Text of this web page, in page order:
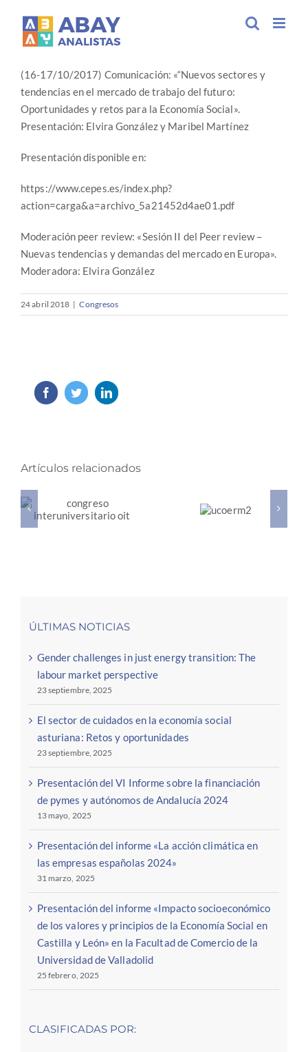
contenidoPeer Review Social Economy Network (SEN)
(16-17/10/2017) Comunicación: «“Nuevos sectores y
tendencias en el mercado de trabajo del futuro:
Oportunidades y retos para la Economía Social».
Presentación: Elvira González y Maribel Martínez
Presentación disponible en:
https://www.cepes.es/index.php?
action=carga&a=archivo_5a21452d4ae01.pdf
Moderación peer review: «Sesión II del Peer review –
Nuevas tendencias y demandas del mercado en Europa».
Moderadora: Elvira González
24 abril 2018 | Congresos
FacebookTwitterLinkedIn
Artículos relacionados
Participación en el
Congreso
Educativo
ÚLTIMAS NOTICIAS
Gender challenges in just energy transition: The
labour market perspective
23 septiembre, 2025
El sector de cuidados en la economía social
asturiana: Retos y oportunidades
23 septiembre, 2025
Presentación del VI Informe sobre la financiación
de pymes y autónomos de Andalucía 2024
13 mayo, 2025
Presentación del informe «La acción climática en
las empresas españolas 2024»
31 marzo, 2025
Presentación del informe «Impacto socioeconómico
de los valores y principios de la Economía Social en
Castilla y León» en la Facultad de Comercio de la
Universidad de Valladolid
25 febrero, 2025
CLASIFICADAS POR: